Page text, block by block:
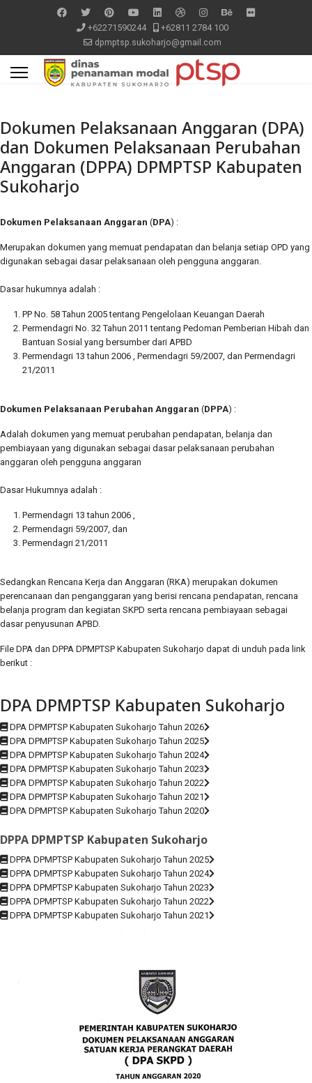
+62271590244
+62811 2784 100
dpmptsp.sukoharjo@gmail.com
Dokumen Pelaksanaan Anggaran (DPA)
dan Dokumen Pelaksanaan Perubahan
Anggaran (DPPA) DPMPTSP Kabupaten
Sukoharjo
Dokumen Pelaksanaan Anggaran (DPA) :
Merupakan dokumen yang memuat pendapatan dan belanja setiap OPD yang
digunakan sebagai dasar pelaksanaan oleh pengguna anggaran.
Dasar hukumnya adalah :
PP No. 58 Tahun 2005 tentang Pengelolaan Keuangan Daerah
Permendagri No. 32 Tahun 2011 tentang Pedoman Pemberian Hibah dan
Bantuan Sosial yang bersumber dari APBD
Permendagri 13 tahun 2006 , Permendagri 59/2007, dan Permendagri
21/2011
Dokumen Pelaksanaan Perubahan Anggaran (DPPA) :
Adalah dokumen yang memuat perubahan pendapatan, belanja dan
pembiayaan yang digunakan sebagai dasar pelaksanaan perubahan
anggaran oleh pengguna anggaran
Dasar Hukumnya adalah :
Permendagri 13 tahun 2006 ,
Permendagri 59/2007, dan
Permendagri 21/2011
Sedangkan Rencana Kerja dan Anggaran (RKA) merupakan dokumen
perencanaan dan penganggaran yang berisi rencana pendapatan, rencana
belanja program dan kegiatan SKPD serta rencana pembiayaan sebagai
dasar penyusunan APBD.
File DPA dan DPPA DPMPTSP Kabupaten Sukoharjo dapat di unduh pada link
berikut :
DPA DPMPTSP Kabupaten Sukoharjo
DPA DPMPTSP Kabupaten Sukoharjo Tahun 2026
DPA DPMPTSP Kabupaten Sukoharjo Tahun 2025
DPA DPMPTSP Kabupaten Sukoharjo Tahun 2024
DPA DPMPTSP Kabupaten Sukoharjo Tahun 2023
DPA DPMPTSP Kabupaten Sukoharjo Tahun 2022
DPA DPMPTSP Kabupaten Sukoharjo Tahun 2021
DPA DPMPTSP Kabupaten Sukoharjo Tahun 2020
DPPA DPMPTSP Kabupaten Sukoharjo
DPPA DPMPTSP Kabupaten Sukoharjo Tahun 2025
DPPA DPMPTSP Kabupaten Sukoharjo Tahun 2024
DPPA DPMPTSP Kabupaten Sukoharjo Tahun 2023
DPPA DPMPTSP Kabupaten Sukoharjo Tahun 2022
DPPA DPMPTSP Kabupaten Sukoharjo Tahun 2021